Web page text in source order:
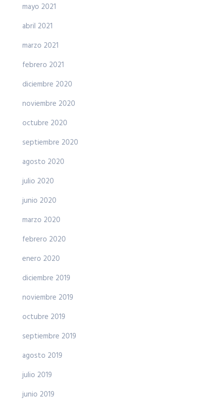
mayo 2021
abril 2021
marzo 2021
febrero 2021
diciembre 2020
noviembre 2020
octubre 2020
septiembre 2020
agosto 2020
julio 2020
junio 2020
marzo 2020
febrero 2020
enero 2020
diciembre 2019
noviembre 2019
octubre 2019
septiembre 2019
agosto 2019
julio 2019
junio 2019